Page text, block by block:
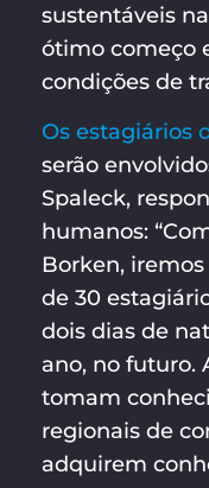
sustentáveis
ótimo começo
condições de
Os estagiários
serão
Spaleck,
humanos:
Borken,
de 30
dois dias de
ano, no futuro.
tomam
regionais de
adquirem